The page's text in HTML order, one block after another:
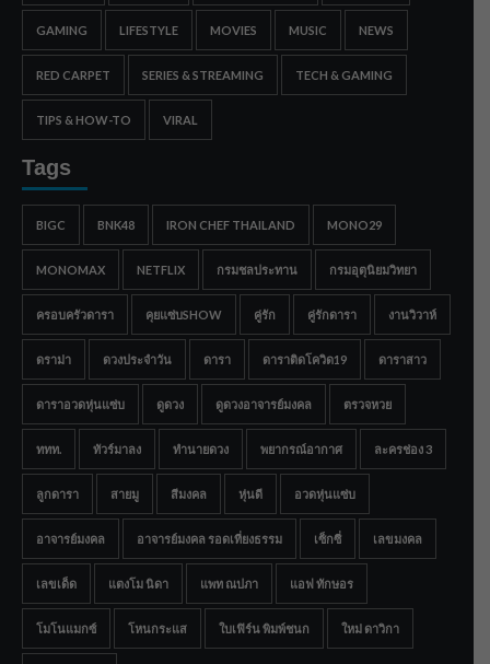
GAMING LIFESTYLE MOVIES MUSIC NEWS
RED CARPET SERIES & STREAMING TECH & GAMING
TIPS & HOW-TO VIRAL
Tags
BIGC BNK48 IRON CHEF THAILAND MONO29
MONOMAX NETFLIX กรมชลประทาน กรมอุตุนิยมวิทยา
ครอบครัวดารา คุยแซ่บSHOW คู่รัก คู่รักดารา งานวิวาห์
ดราม่า ดวงประจำวัน ดารา ดาราติดโควิด19 ดาราสาว
ดาราอวดหุ่นแซ่บ ดูดวง ดูดวงอาจารย์มงคล ตรวจหวย
ททท. ทัวร์มาลง ทำนายดวง พยากรณ์อากาศ ละครช่อง 3
ลูกดารา สายมู สีมงคล หุ่นดี อวดหุ่นแซ่บ
อาจารย์มงคล อาจารย์มงคล รอดเที่ยงธรรม เซ็กซี่ เลขมงคล
เลขเด็ด แตงโม นิดา แพท ณปภา แอฟ ทักษอร
โมโนแมกซ์ โหนกระแส ใบเฟิร์น พิมพ์ชนก ใหม่ ดาวิกา